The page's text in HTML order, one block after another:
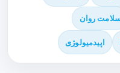
روان
اپیدمیولوژی